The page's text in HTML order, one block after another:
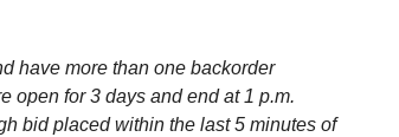
have more than one backorder
open for 3 days and end at 1 p.m.
bid placed within the last 5 minutes of